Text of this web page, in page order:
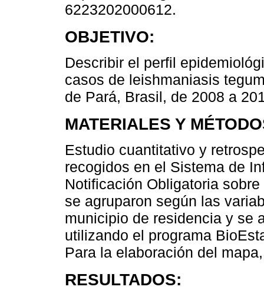
6223202000612.
OBJETIVO:
Describir el perfil
casos de leishmaniasis
de Pará, Brasil, de 2008 a
MATERIALES Y
Estudio cuantitativo y
recogidos en el Sistema de
Notificación Obligatoria
se agruparon según las
municipio de residencia y se
utilizando el programa
Para la elaboración del
RESULTADOS: